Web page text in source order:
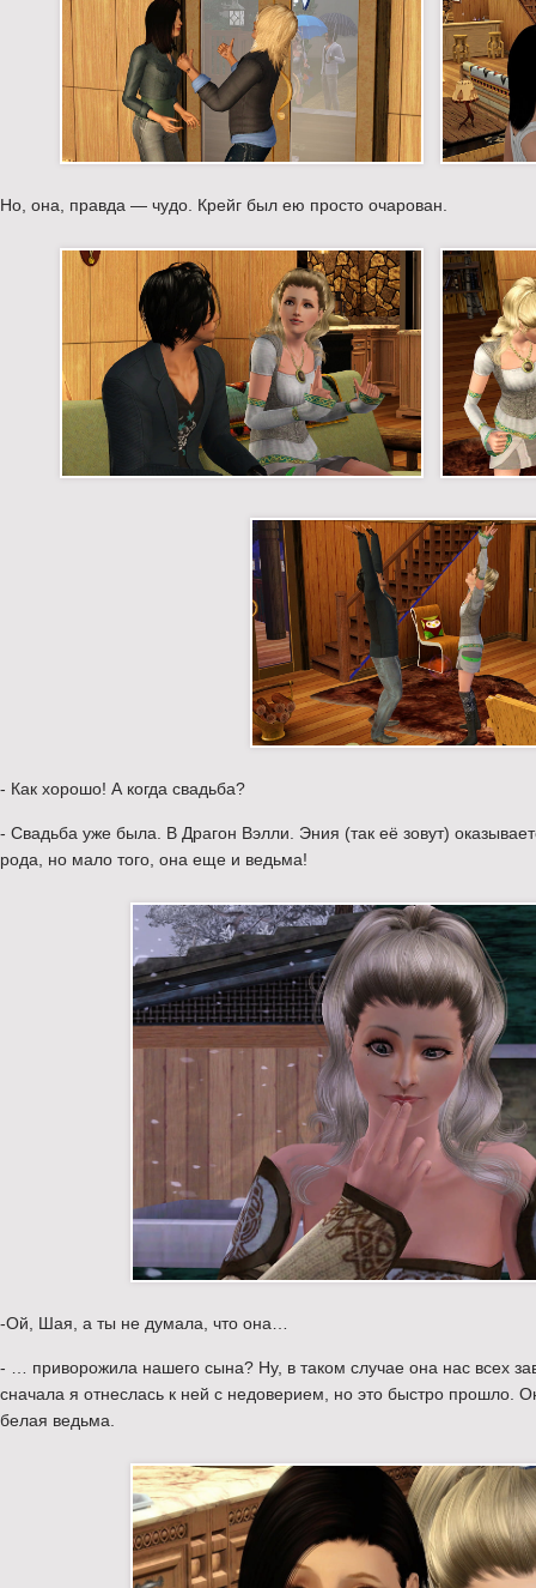
Но, она, правда — чудо. Крейг был ею просто очарован.
- Как хорошо! А когда свадьба?
- Свадьба уже была. В Драгон Вэлли. Эния (так её зовут)
рода, но мало того, она еще и ведьма!
-Ой, Шая, а ты не думала, что она…
- … приворожила нашего сына? Ну, в таком случае она нас всех
сначала я отнеслась к ней с недоверием, но это быстро прошло.
белая ведьма.